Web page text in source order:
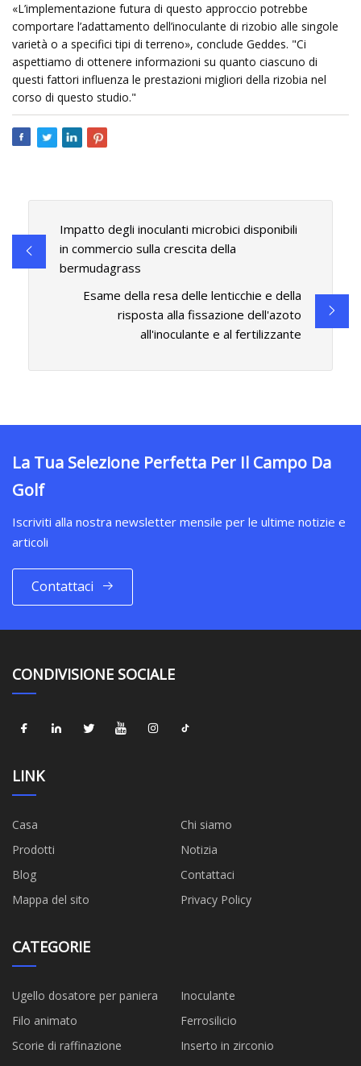
«L’implementazione futura di questo approccio potrebbe
comportare l’adattamento dell’inoculante di rizobio alle singole
varietà o a specifici tipi di terreno», conclude Geddes. "Ci
aspettiamo di ottenere informazioni su quanto ciascuno di
questi fattori influenza le prestazioni migliori della rizobia nel
corso di questo studio."
Impatto degli inoculanti microbici disponibili
in commercio sulla crescita della
bermudagrass
Esame della resa delle lenticchie e della
risposta alla fissazione dell'azoto
all'inoculante e al fertilizzante
La Tua Selezione Perfetta Per Il Campo Da
Golf
Iscriviti alla nostra newsletter mensile per le ultime notizie e
articoli
Contattaci
CONDIVISIONE SOCIALE
LINK
Casa
Chi siamo
Prodotti
Notizia
Blog
Contattaci
Mappa del sito
Privacy Policy
CATEGORIE
Ugello dosatore per paniera
Inoculante
Filo animato
Ferrosilicio
Scorie di raffinazione
Inserto in zirconio